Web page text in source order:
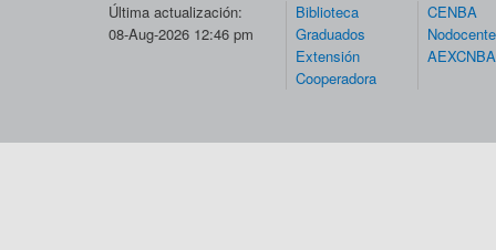
Última actualización:
08-Aug-2026 12:46 pm
Biblioteca
Graduados
Extensión
Cooperadora
CENBA
AEXCNBA